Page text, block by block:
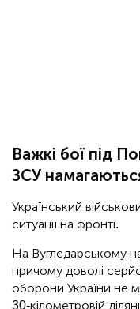
Важкі бої під
ЗСУ
Український
ситуації на фронті.
На Вугледарському
причому доволі
оборони України не
30-кілометровій